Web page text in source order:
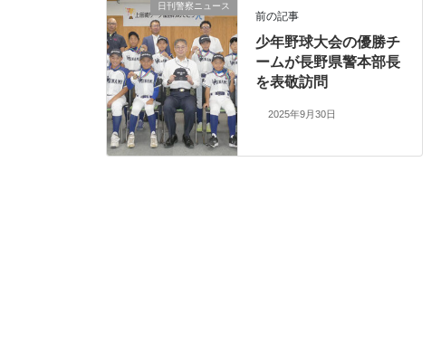
日刊警察ニュース
前の記事
少年野球大会の優勝チ
ームが長野県警本部長
を表敬訪問
2025年9月30日